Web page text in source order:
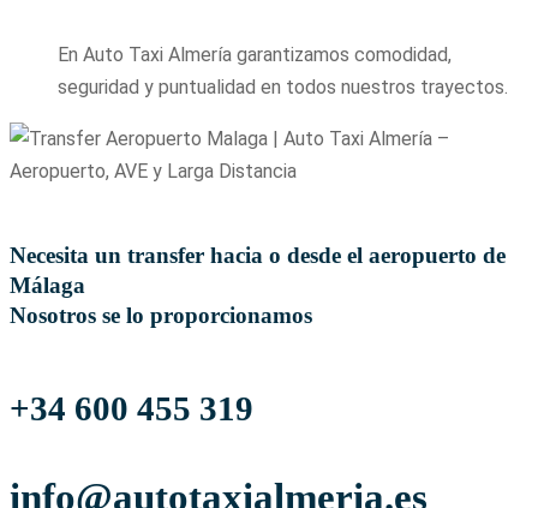
En Auto Taxi Almería garantizamos comodidad,
seguridad y puntualidad en todos nuestros trayectos.
Necesita un transfer hacia o desde el aeropuerto de
Málaga
Nosotros se lo proporcionamos
+34 600 455 319
info@autotaxialmeria.es